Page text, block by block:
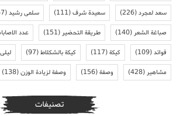
سعد لمجرد(226) سعيدة شرف(111) سلمى رشيد(167)
صباغة الشعر(140) طريقة التحضير(151) عدد
فوائد(109) كيكة(117) كيكة بالشكلاط(97)
مشاهير(428) وصفة(156) وصفة لزيادة الوزن(138)
تصنيفات